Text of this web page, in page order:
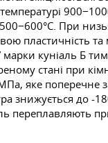
При
пластичність та
марки куніаль Б
стані при
яке поперечне
знижується до -
переплавляють